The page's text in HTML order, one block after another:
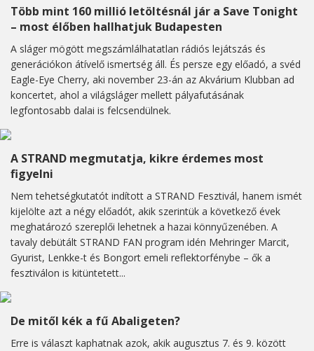
Több mint 160 millió letöltésnál jár a Save Tonight
– most élőben hallhatjuk Budapesten
A sláger mögött megszámlálhatatlan rádiós lejátszás és
generációkon átívelő ismertség áll. És persze egy előadó, a svéd
Eagle-Eye Cherry, aki november 23-án az Akvárium Klubban ad
koncertet, ahol a világsláger mellett pályafutásának
legfontosabb dalai is felcsendülnek.
A STRAND megmutatja, kikre érdemes most
figyelni
Nem tehetségkutatót indított a STRAND Fesztivál, hanem ismét
kijelölte azt a négy előadót, akik szerintük a következő évek
meghatározó szereplői lehetnek a hazai könnyűzenében. A
tavaly debütált STRAND FAN program idén Mehringer Marcit,
Gyurist, Lenkke-t és Bongort emeli reflektorfénybe – ők a
fesztiválon is kitüntetett...
De mitől kék a fű Abaligeten?
Erre is választ kaphatnak azok, akik augusztus 7. és 9. között